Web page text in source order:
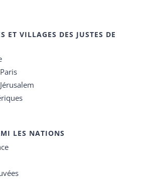
ET VILLAGES DES JUSTES DE
LES NATIONS